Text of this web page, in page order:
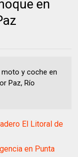
en
y coche en
Paz, Río
El Litoral de
en Punta